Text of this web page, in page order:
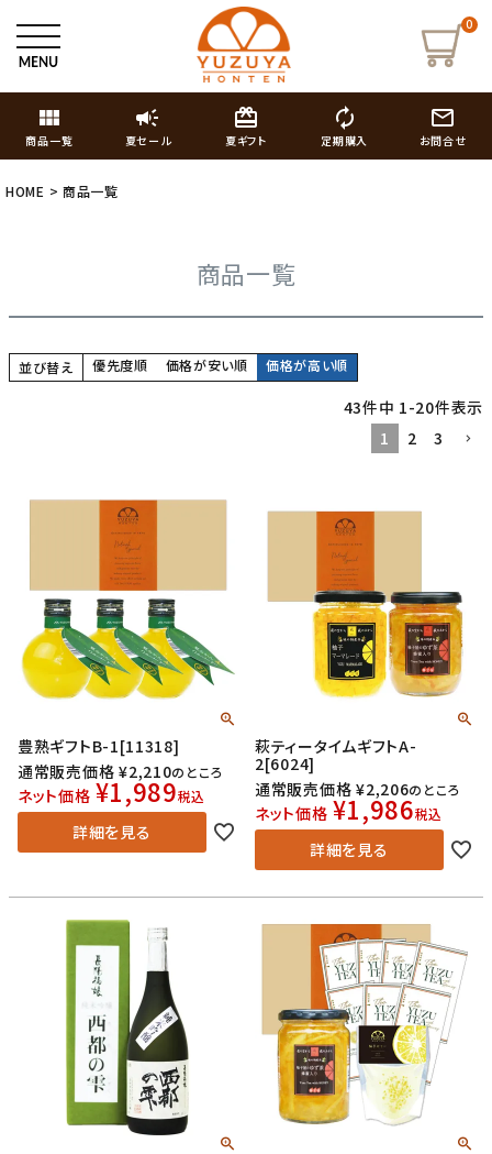
0
view_module
商品一覧
campaign
夏セール
card_giftcard
夏ギフト
autorenew
定期購入
mail_outline
お問合せ
HOME 商品一覧
商品一覧
並び替え 優先度順 価格が安い順 価格が高い順
43件中 1-20件表示
1
2 3
豊熟ギフトB-1[11318]
通常販売価格 ¥2,210のところ
ネット価格 ¥1,989税込
詳細を見る
萩ティータイムギフトA-
2[6024]
通常販売価格 ¥2,206のところ
ネット価格 ¥1,986税込
詳細を見る